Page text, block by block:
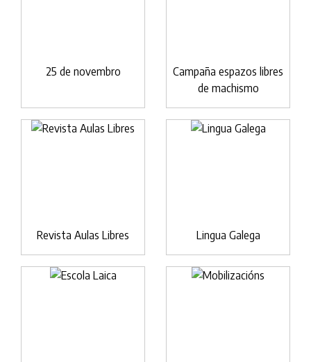
25 de novembro
Campaña espazos libres
de machismo
Revista Aulas Libres Lingua Galega